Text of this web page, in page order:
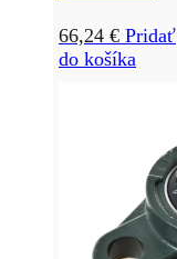
66,24 € Pridať
do košíka